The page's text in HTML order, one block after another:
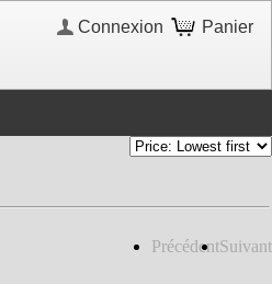
Panier
Connexion
PrécédentSuivant